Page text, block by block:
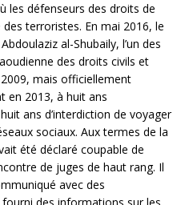
les défenseurs des droits de
terroristes. En mai 2016, le
al-Shubaily, l’un des
des droits civils et
mais officiellement
en 2013, à huit ans
ans d’interdiction de voyager
sociaux. Aux termes de la
été déclaré coupable de
de juges de haut rang. Il
avec des